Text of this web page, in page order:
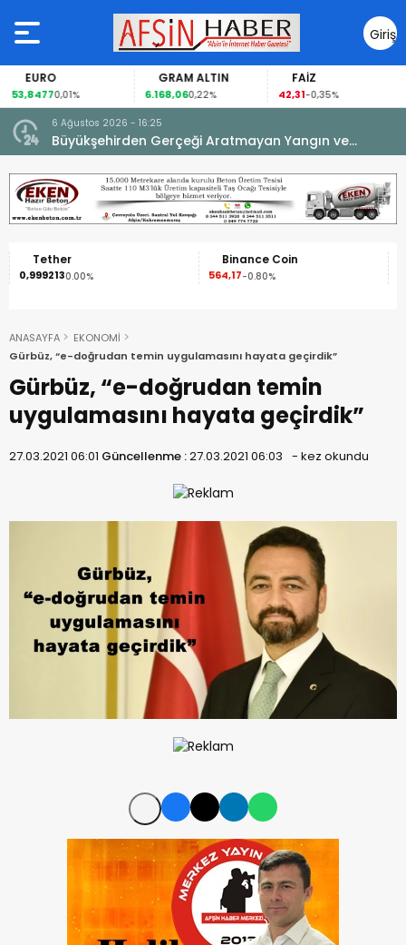
Giriş
Yap
EURO
53,84770,01%
GRAM ALTIN
6.168,060,22%
FAİZ
42,31-0,35%
6 Ağustos 2026 - 16:25
Büyükşehirden Gerçeği Aratmayan Yangın ve
Kurtarma Tatbikatı.
Tether
0,9992130.00%
Binance Coin
564,17-0.80%
ANASAYFA
EKONOMİ
Gürbüz, “e-doğrudan temin uygulamasını hayata geçirdik”
Gürbüz, “e-doğrudan temin
uygulamasını hayata geçirdik”
27.03.2021 06:01 Güncellenme :27.03.2021 06:03 - kez okundu